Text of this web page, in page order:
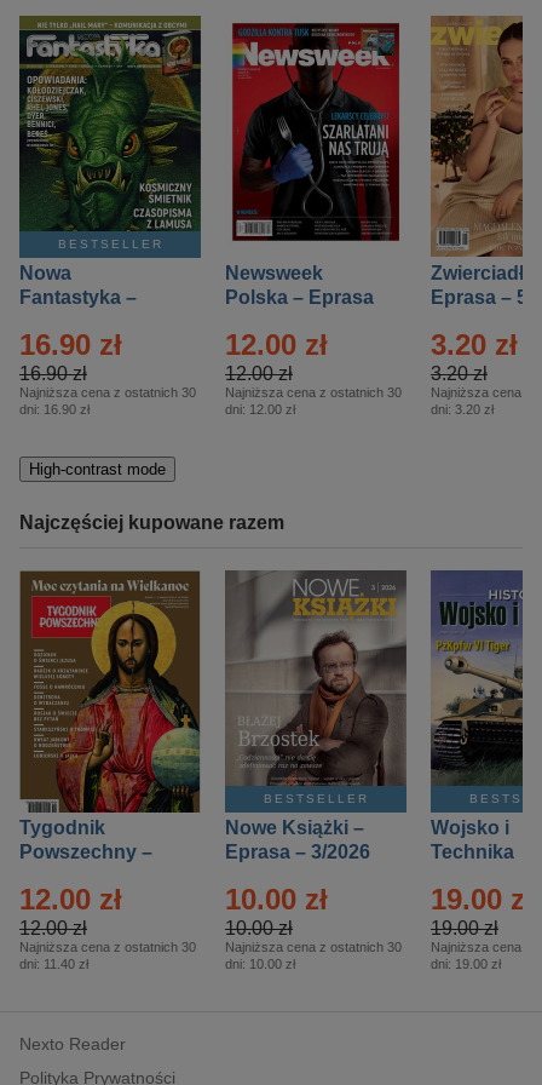
BESTSELLER
Nowa
Fantastyka –
16.90 zł
16.90 zł
Najniższa cena z ostatnich 30
dni: 16.90 zł
Newsweek
Polska – Eprasa
12.00 zł
12.00 zł
Najniższa cena z ostatnich 30
dni: 12.00 zł
Zwierciadło
Eprasa – 5/
3.20 zł
3.20 zł
Najniższa cena z
dni: 3.20 zł
High-contrast mode
Najczęściej kupowane razem
Tygodnik
Powszechny –
12.00 zł
12.00 zł
Najniższa cena z ostatnich 30
dni: 11.40 zł
BESTSELLER
Nowe Książki –
Eprasa – 3/2026
10.00 zł
10.00 zł
Najniższa cena z ostatnich 30
dni: 10.00 zł
Wojsko i
Technika
– 2/2026
19.00 zł
19.00 zł
Najniższa cena z
dni: 19.00 zł
Nexto Reader
Polityka Prywatności